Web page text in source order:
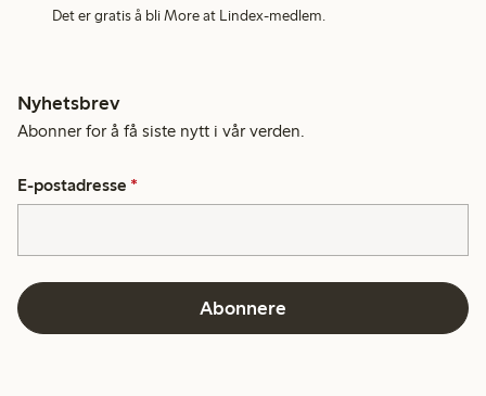
Det er gratis å bli More at Lindex-medlem.
Nyhetsbrev
Abonner for å få siste nytt i vår verden.
E-postadresse *
Abonnere